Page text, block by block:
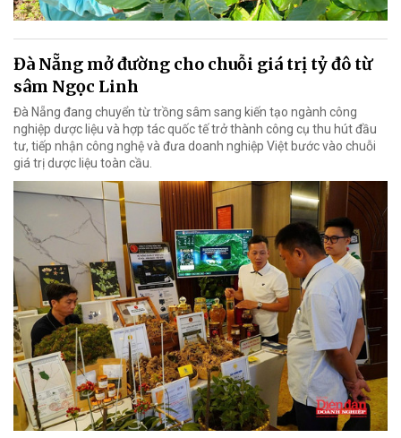
Đà Nẵng mở đường cho chuỗi giá trị tỷ đô từ
sâm Ngọc Linh
Đà Nẵng đang chuyển từ trồng sâm sang kiến tạo ngành công
nghiệp dược liệu và hợp tác quốc tế trở thành công cụ thu hút đầu
tư, tiếp nhận công nghệ và đưa doanh nghiệp Việt bước vào chuỗi
giá trị dược liệu toàn cầu.